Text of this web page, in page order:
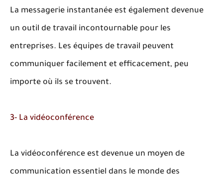
La messagerie instantanée est également devenue
un outil de travail incontournable pour les
entreprises. Les équipes de travail peuvent
communiquer facilement et efficacement, peu
importe où ils se trouvent.
3- La vidéoconférence
La vidéoconférence est devenue un moyen de
communication essentiel dans le monde des